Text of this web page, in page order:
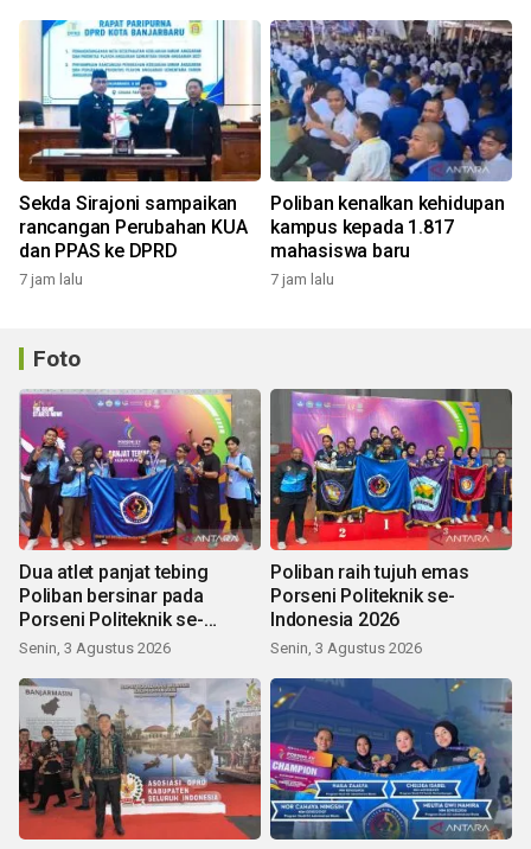
Sekda Sirajoni sampaikan
rancangan Perubahan KUA
dan PPAS ke DPRD
7 jam lalu
Poliban kenalkan kehidupan
kampus kepada 1.817
mahasiswa baru
7 jam lalu
Foto
Dua atlet panjat tebing
Poliban bersinar pada
Porseni Politeknik se-
Indonesia 2026
Senin, 3 Agustus 2026
Poliban raih tujuh emas
Porseni Politeknik se-
Indonesia 2026
Senin, 3 Agustus 2026